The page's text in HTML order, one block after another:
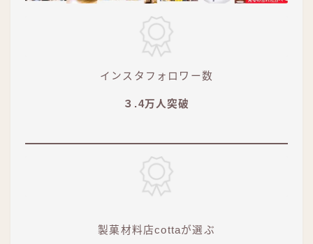
インスタフォロワー数
３.4万人突破
製菓材料店cottaが選ぶ